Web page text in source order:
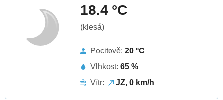
18.4 °C
(klesá)
Pocitově: 20 °C
Vlhkost: 65 %
Vítr:
JZ, 0 km/h